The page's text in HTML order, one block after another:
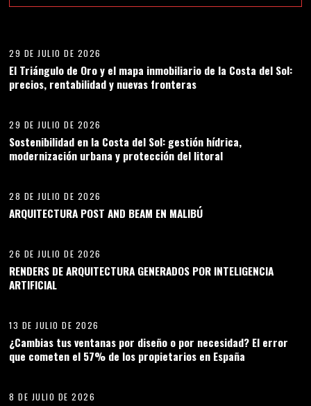
29 DE JULIO DE 2026
El Triángulo de Oro y el mapa inmobiliario de la Costa del Sol:
precios, rentabilidad y nuevas fronteras
29 DE JULIO DE 2026
Sostenibilidad en la Costa del Sol: gestión hídrica,
modernización urbana y protección del litoral
28 DE JULIO DE 2026
ARQUITECTURA POST AND BEAM EN MALIBÚ
26 DE JULIO DE 2026
RENDERS DE ARQUITECTURA GENERADOS POR INTELIGENCIA
ARTIFICIAL
13 DE JULIO DE 2026
¿Cambias tus ventanas por diseño o por necesidad? El error
que cometen el 57% de los propietarios en España
8 DE JULIO DE 2026